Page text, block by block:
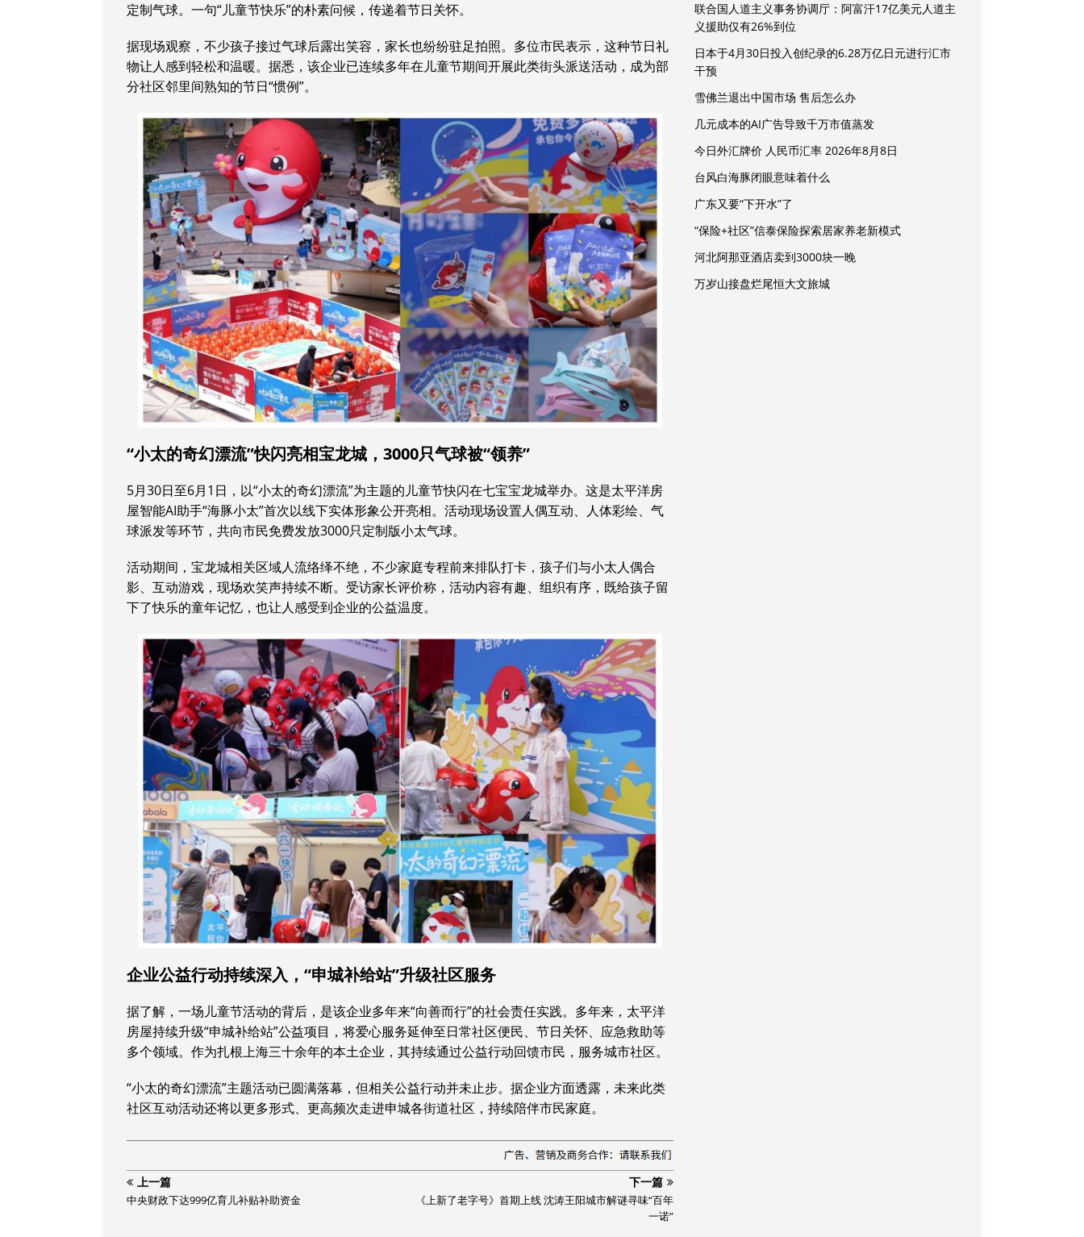
定制气球。一句“儿童节快乐”的朴素问候，传递着节日关怀。
据现场观察，不少孩子接过气球后露出笑容，家长也纷纷驻足拍照。多位市民表示，这种节日礼
物让人感到轻松和温暖。据悉，该企业已连续多年在儿童节期间开展此类街头派送活动，成为部
分社区邻里间熟知的节日“惯例”。
“小太的奇幻漂流”快闪亮相宝龙城，3000只气球被“领养”
5月30日至6月1日，以“小太的奇幻漂流”为主题的儿童节快闪在七宝宝龙城举办。这是太平洋房
屋智能AI助手“海豚小太”首次以线下实体形象公开亮相。活动现场设置人偶互动、人体彩绘、气
球派发等环节，共向市民免费发放3000只定制版小太气球。
活动期间，宝龙城相关区域人流络绎不绝，不少家庭专程前来排队打卡，孩子们与小太人偶合
影、互动游戏，现场欢笑声持续不断。受访家长评价称，活动内容有趣、组织有序，既给孩子留
下了快乐的童年记忆，也让人感受到企业的公益温度。
企业公益行动持续深入，“申城补给站”升级社区服务
据了解，一场儿童节活动的背后，是该企业多年来“向善而行”的社会责任实践。多年来，太平洋
房屋持续升级“申城补给站”公益项目，将爱心服务延伸至日常社区便民、节日关怀、应急救助等
多个领域。作为扎根上海三十余年的本土企业，其持续通过公益行动回馈市民，服务城市社区。
“小太的奇幻漂流”主题活动已圆满落幕，但相关公益行动并未止步。据企业方面透露，未来此类
社区互动活动还将以更多形式、更高频次走进申城各街道社区，持续陪伴市民家庭。
上一篇
中央财政下达999亿育儿补贴补助资金
下一篇
《上新了老字号》首期上线 沈涛王阳城市解谜寻味“百年
一诺”
联合国人道主义事务协调厅：阿富汗17亿美元人道主
义援助仅有26%到位
日本于4月30日投入创纪录的6.28万亿日元进行汇市
干预
雪佛兰退出中国市场 售后怎么办
几元成本的AI广告导致千万市值蒸发
今日外汇牌价 人民币汇率 2026年8月8日
台风白海豚闭眼意味着什么
广东又要“下开水”了
“保险+社区”信泰保险探索居家养老新模式
河北阿那亚酒店卖到3000块一晚
万岁山接盘烂尾恒大文旅城